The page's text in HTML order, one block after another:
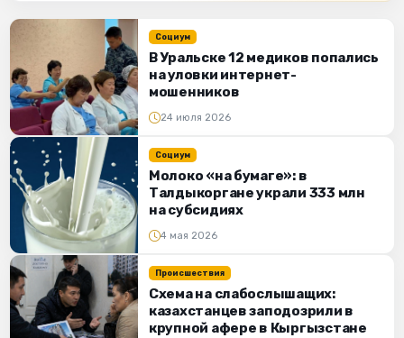
Социум
В Уральске 12 медиков попались
на уловки интернет-
мошенников
24 июля 2026
Социум
Молоко «на бумаге»: в
Талдыкоргане украли 333 млн
на субсидиях
4 мая 2026
Происшествия
Схема на слабослышащих:
казахстанцев заподозрили в
крупной афере в Кыргызстане